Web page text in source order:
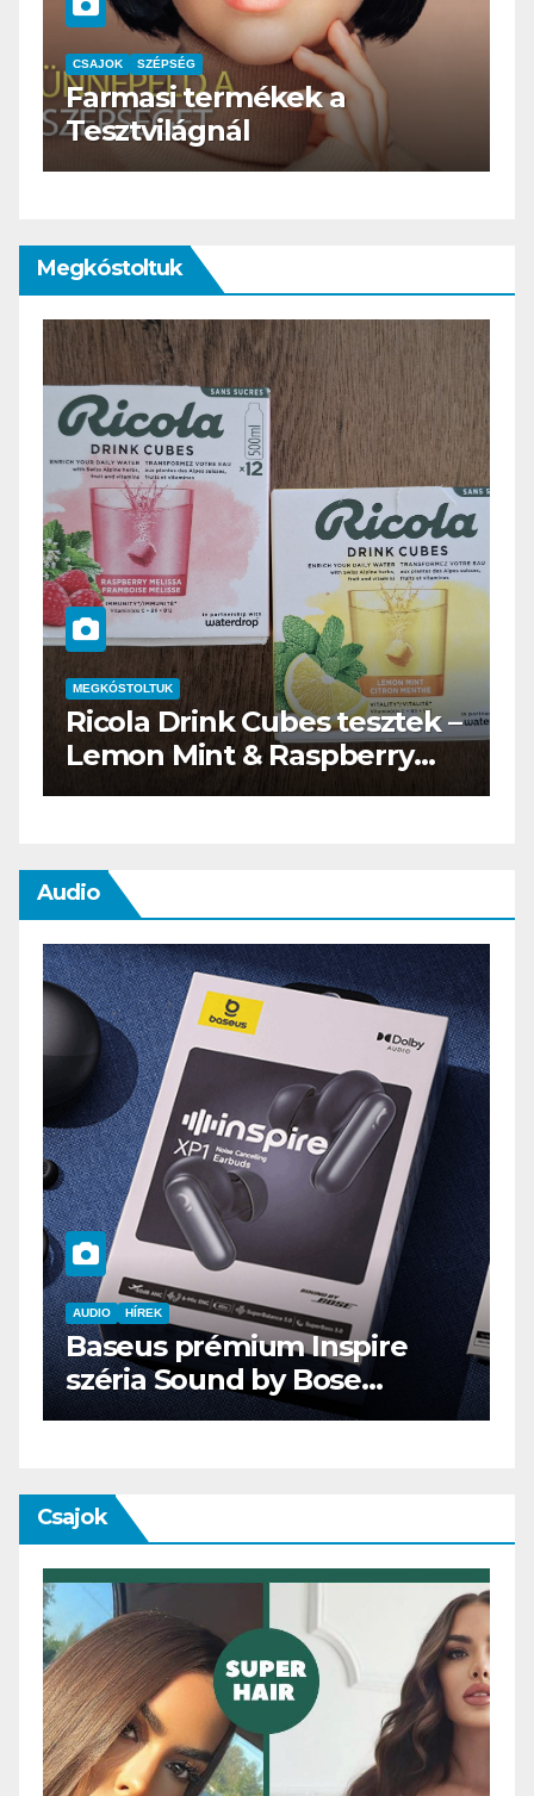
CSAJOK SZÉPSÉG
HERBioticum
Megkóstoltuk
–
MEGKÓSTOLTUK
Waterdrop üdítő kapszula
teszt
Audio
AUDIO IT MŰSZAKI
ENDORFY VIRO Plus USB
Csajok